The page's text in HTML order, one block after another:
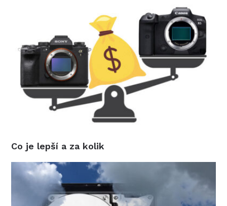
Co je lepší a za kolik